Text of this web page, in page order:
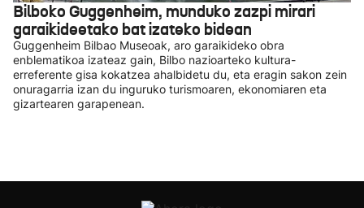
Bilboko Guggenheim, munduko zazpi mirari
garaikideetako bat izateko bidean
Guggenheim Bilbao Museoak, aro garaikideko obra
enblematikoa izateaz gain, Bilbo nazioarteko kultura-
erreferente gisa kokatzea ahalbidetu du, eta eragin sakon zein
onuragarria izan du inguruko turismoaren, ekonomiaren eta
gizartearen garapenean.